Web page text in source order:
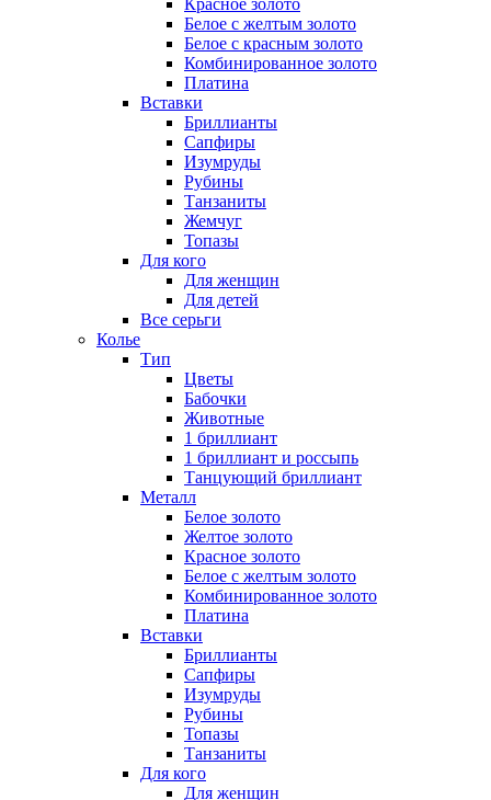
Красное золото
Белое с желтым золото
Белое с красным золото
Комбинированное золото
Платина
Вставки
Бриллианты
Сапфиры
Изумруды
Рубины
Танзаниты
Жемчуг
Топазы
Для кого
Для женщин
Для детей
Все серьги
Колье
Тип
Цветы
Бабочки
Животные
1 бриллиант
1 бриллиант и россыпь
Танцующий бриллиант
Металл
Белое золото
Желтое золото
Красное золото
Белое с желтым золото
Комбинированное золото
Платина
Вставки
Бриллианты
Сапфиры
Изумруды
Рубины
Топазы
Танзаниты
Для кого
Для женщин